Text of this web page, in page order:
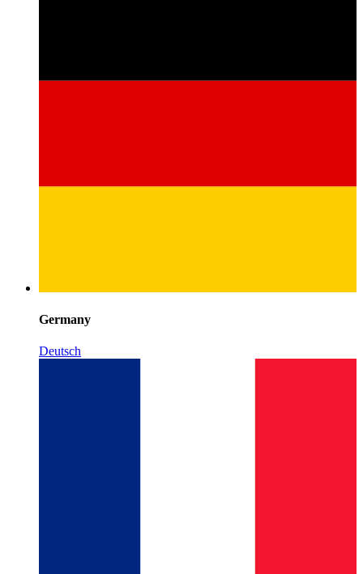
Germany
Deutsch